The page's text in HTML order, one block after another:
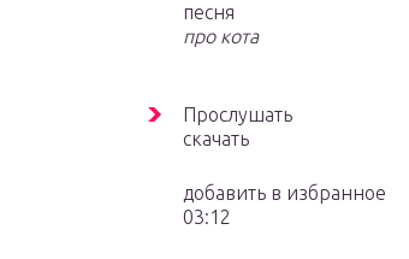
песня
про кота
Прослушать
скачать
добавить в избранное
03:12